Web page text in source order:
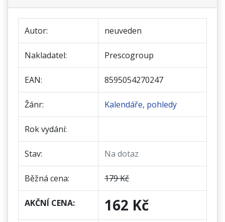
Autor: neuveden
Nakladatel: Prescogroup
EAN: 8595054270247
Žánr: Kalendáře, pohledy
Rok vydání:
Stav: Na dotaz
Běžná cena: 179 Kč
AKČNÍ CENA: 162 Kč